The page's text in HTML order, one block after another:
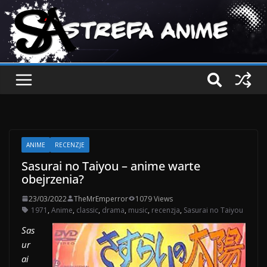
ANIME RECENZJE
Sasurai no Taiyou – anime warte
obejrzenia?
23/03/2022 TheMrEmperror
1079 Views
1971 , Anime, classic, drama, music, recenzja, Sasurai no Taiyou
Sas
ur
ai